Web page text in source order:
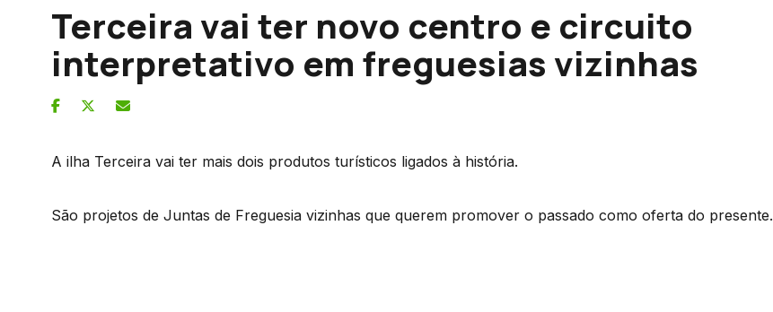
Terceira vai ter novo centro e circuito
interpretativo em freguesias vizinhas
A ilha Terceira vai ter mais dois produtos turísticos ligados à história.
São projetos de Juntas de Freguesia vizinhas que querem promover o passado como oferta do presente.